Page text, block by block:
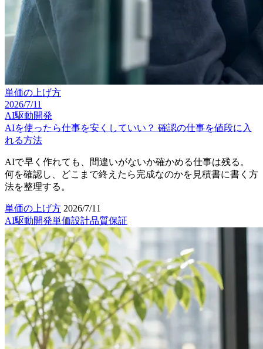
単価の上げ方
2026/7/11
AI駆動開発
AIを使ったら仕事を安くしていい？ 確認の仕事を値段に入
れる方法
AIで早く作れても、間違いがないか確かめる仕事は残る。
何を確認し、どこまで終えたら完成なのかを見積書に書く方
法を整理する。
単価の上げ方 2026/7/11
AI駆動開発単価設計品質保証